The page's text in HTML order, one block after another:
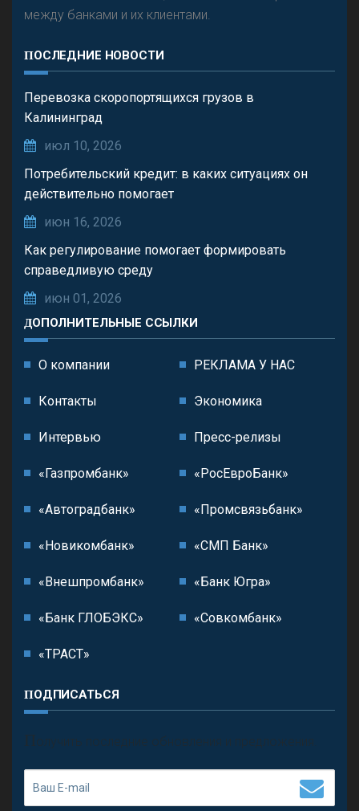
между банками и их клиентами.
ПОСЛЕДНИЕ НОВОСТИ
Перевозка скоропортящихся грузов в
Калининград
июл 10, 2026
Потребительский кредит: в каких ситуациях он
действительно помогает
июн 16, 2026
Как регулирование помогает формировать
справедливую среду
июн 01, 2026
ДОПОЛНИТЕЛЬНЫЕ ССЫЛКИ
О компании РЕКЛАМА У НАС
Контакты Экономика
Интервью Пресс-релизы
«Газпромбанк» «РосЕвроБанк»
«Автоградбанк» «Промсвязьбанк»
«Новикомбанк» «СМП Банк»
«Внешпромбанк» «Банк Югра»
«Банк ГЛОБЭКС» «Совкомбанк»
«ТРАСТ»
ПОДПИСАТЬСЯ
П олучить последние обновления и предложения.